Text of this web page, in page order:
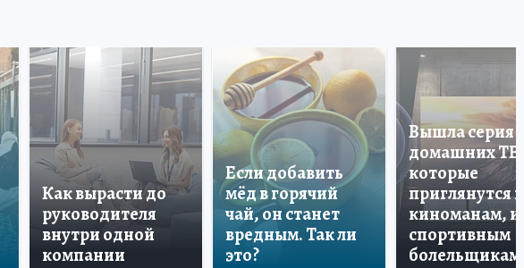
Как вырасти до
руководителя
внутри одной
компании
Если добавить
мёд в горячий
чай, он станет
вредным. Так ли
это?
Вышла серия
домашних ТВ,
которые
приглянутся и
киноманам, и
спортивным
болельщикам